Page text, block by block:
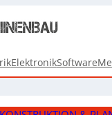
ElektronikSoftware